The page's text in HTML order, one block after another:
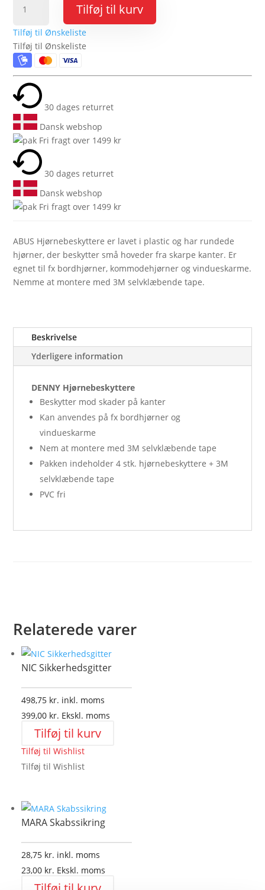
Hjørnebeskyttere
antal
Tilføj til kurv
Tilføj til Ønskeliste
Tilføj til Ønskeliste
30 dages returret
Dansk webshop
Fri fragt over 1499 kr
30 dages returret
Dansk webshop
Fri fragt over 1499 kr
ABUS Hjørnebeskyttere er lavet i plastic og har rundede
hjørner, der beskytter små hoveder fra skarpe kanter. Er
egnet til fx bordhjørner, kommodehjørner og vindueskarme.
Nemme at montere med 3M selvklæbende tape.
Beskrivelse
Yderligere information
DENNY Hjørnebeskyttere
Beskytter mod skader på kanter
Kan anvendes på fx bordhjørner og
vindueskarme
Nem at montere med 3M selvklæbende tape
Pakken indeholder 4 stk. hjørnebeskyttere + 3M
selvklæbende tape
PVC fri
Relaterede varer
NIC Sikkerhedsgitter
498,75 kr. inkl. moms
399,00 kr. Ekskl. moms
Tilføj til kurv
Tilføj til Wishlist
Tilføj til Wishlist
MARA Skabssikring
28,75 kr. inkl. moms
23,00 kr. Ekskl. moms